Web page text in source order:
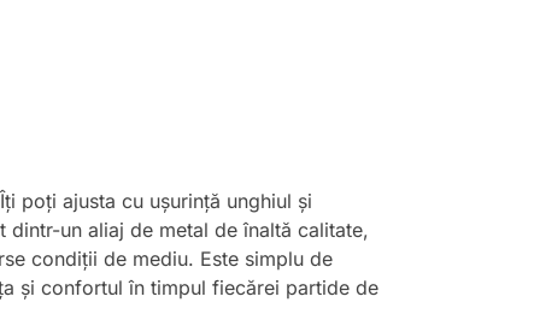
poți ajusta cu ușurință unghiul și
un aliaj de metal de înaltă calitate,
condiții de mediu. Este simplu de
și confortul în timpul fiecărei partide de